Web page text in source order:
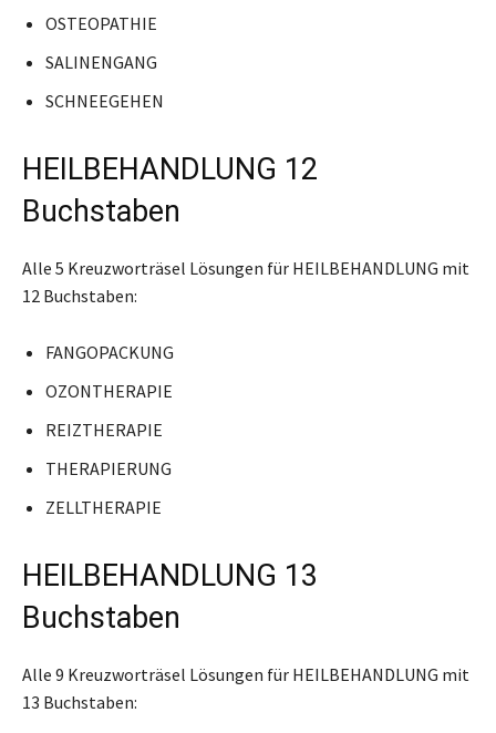
OSTEOPATHIE
SALINENGANG
SCHNEEGEHEN
HEILBEHANDLUNG 12
Buchstaben
Alle 5 Kreuzworträsel Lösungen für HEILBEHANDLUNG mit
12 Buchstaben:
FANGOPACKUNG
OZONTHERAPIE
REIZTHERAPIE
THERAPIERUNG
ZELLTHERAPIE
HEILBEHANDLUNG 13
Buchstaben
Alle 9 Kreuzworträsel Lösungen für HEILBEHANDLUNG mit
13 Buchstaben: